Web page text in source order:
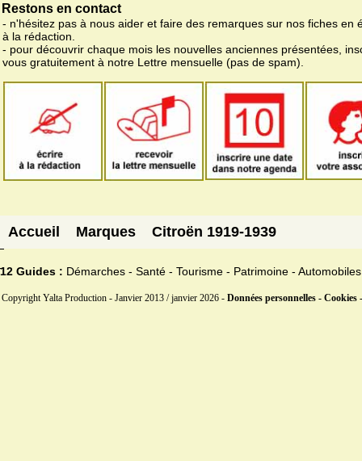
Restons en contact
- n'hésitez pas à nous aider et faire des remarques sur nos fiches en
à la rédaction.
- pour découvrir chaque mois les nouvelles anciennes présentées,
vous gratuitement à notre Lettre mensuelle (pas de spam).
Accueil Marques Citroën 1919-1939
12 Guides : Démarches - Santé - Tourisme - Patrimoine - Automobiles
Copyright Yalta Production - Janvier 2013 / janvier 2026 - Données personnelles - Cookies